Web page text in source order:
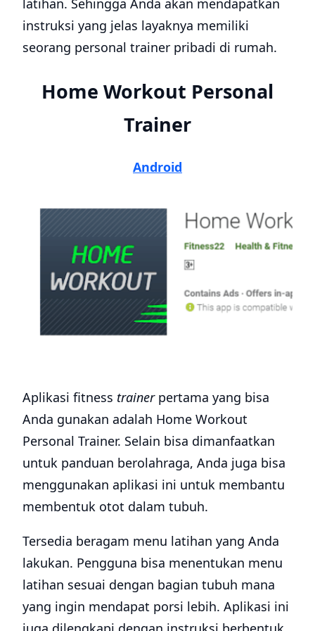
latihan. Sehingga Anda akan mendapatkan
instruksi yang jelas layaknya memiliki
seorang personal trainer pribadi di rumah.
Home Workout Personal
Trainer
Android
Aplikasi fitness trainerpertama yang bisa
Anda gunakan adalah Home Workout
Personal Trainer. Selain bisa dimanfaatkan
untuk panduan berolahraga, Anda juga bisa
menggunakan aplikasi ini untuk membantu
membentuk otot dalam tubuh.
Tersedia beragam menu latihan yang Anda
lakukan. Pengguna bisa menentukan menu
latihan sesuai dengan bagian tubuh mana
yang ingin mendapat porsi lebih. Aplikasi ini